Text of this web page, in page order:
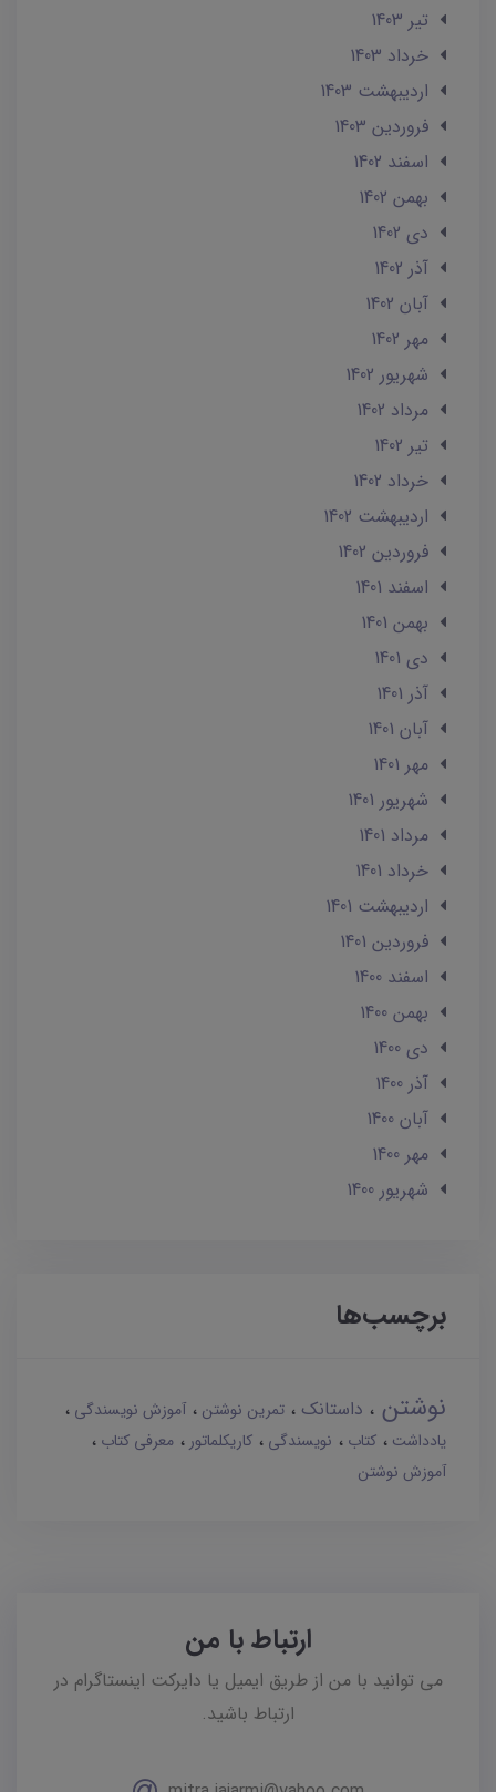
تير 1403
خرداد 1403
ارديبهشت 1403
فروردین 1403
اسفند 1402
بهمن 1402
دی 1402
آذر 1402
آبان 1402
مهر 1402
شهریور 1402
مرداد 1402
تير 1402
خرداد 1402
ارديبهشت 1402
فروردین 1402
اسفند 1401
بهمن 1401
دی 1401
آذر 1401
آبان 1401
مهر 1401
شهریور 1401
مرداد 1401
خرداد 1401
ارديبهشت 1401
فروردین 1401
اسفند 1400
بهمن 1400
دی 1400
آذر 1400
آبان 1400
مهر 1400
شهریور 1400
برچسب‌ها
نوشتن داستانک تمرین نوشتن
آموزش نویسندگی
یادداشت
کتاب نویسندگی کاریکلماتور
معرفی کتاب
آموزش نوشتن
ارتباط با من
می توانید با من از طریق ایمیل یا دایرکت اینستاگرام در
ارتباط باشید.